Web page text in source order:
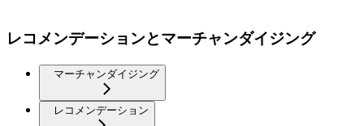
レコメンデーションとマーチャンダイジング
マーチャンダイジング
レコメンデーション